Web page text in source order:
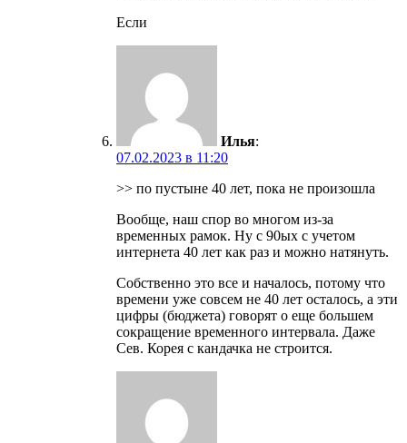
Если
Илья:
07.02.2023 в 11:20
>> по пустыне 40 лет, пока не произошла
Вообще, наш спор во многом из-за
временных рамок. Ну с 90ых с учетом
интернета 40 лет как раз и можно натянуть.
Собственно это все и началось, потому что
времени уже совсем не 40 лет осталось, а эти
цифры (бюджета) говорят о еще большем
сокращение временного интервала. Даже
Сев. Корея с кандачка не строится.